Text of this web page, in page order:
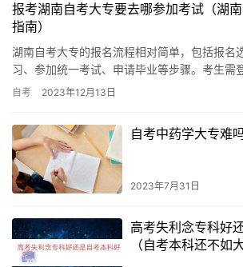
2. 获取合适的学习资料：选择适合自
料，如教材、习题集、词汇书等。在准备
熟悉教材的内容和考试要求。
3. 多做模拟考试：参加模拟考试是检验
境，熟悉考试形式和时间限制，提高应试
报考湖南自考大专要去哪参加考试（湖
指南）
湖南自考大专的报名流程相对简单，包括报名
习、参加统一考试、申请毕业等步骤。考生需
院官网，选择专业科目并购买教材。然后，在
自考 2023年12月13日
自考中药学大专难
2023年7月31日
高考失利念专科好
（自考本科还不如